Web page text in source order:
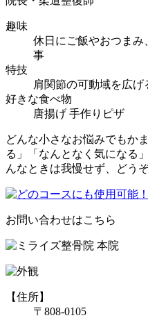
趣味
休日にご飯やおつまみ
事
特技
肩関節の可動域を広げ
好きな食べ物
唐揚げ 手作りピザ
どんな小さなお悩みでもか
る」「なんとなく気にな
んなときは我慢せず、どう
お問い合わせはこちら
【住所】
〒808-0105